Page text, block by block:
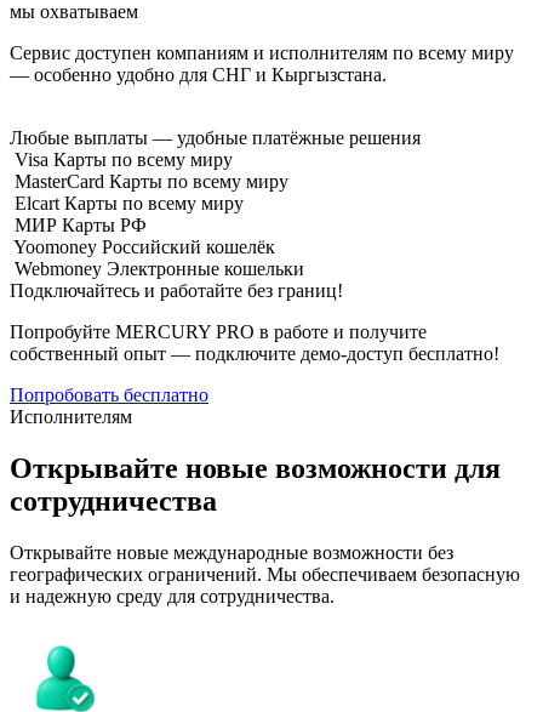
мы охватываем
Сервис доступен компаниям и исполнителям по всему миру
— особенно удобно для СНГ и Кыргызстана.
Любые выплаты — удобные платёжные решения
Visa Карты по всему миру
MasterCard Карты по всему миру
Elcart Карты по всему миру
МИР Карты РФ
Yoomoney Российский кошелёк
Webmoney Электронные кошельки
Подключайтесь и работайте без границ!
Попробуйте MERCURY PRO в работе и получите
собственный опыт — подключите демо-доступ бесплатно!
Попробовать бесплатно
Исполнителям
Открывайте новые возможности для
сотрудничества
Открывайте новые международные возможности без
географических ограничений. Мы обеспечиваем безопасную
и надежную среду для сотрудничества.